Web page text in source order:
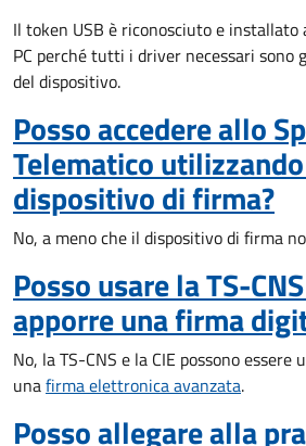
Il token USB è riconosciuto e
PC perché tutti i driver necessari sono
del dispositivo.
Posso accedere allo
Telematico
dispositivo di firma?
No, a meno che il dispositivo di firma
Posso usare la TS-
apporre una firma
No, la TS-CNS e la CIE possono essere
unafirma elettronica avanzata.
Posso allegare alla